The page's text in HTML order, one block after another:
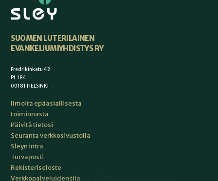
SUOMEN LUTERILAINEN
EVANKELIUMIYHDISTYS RY
Fredrikinkatu 42
PL 184
00181 HELSINKI
Ilmoita epäasiallisesta
toiminnasta
Päivitä tietosi
Seuranta verkkosivustolla
Sleyn intra
Turvaposti
Rekisteriseloste
Verkkopalveluiden tila